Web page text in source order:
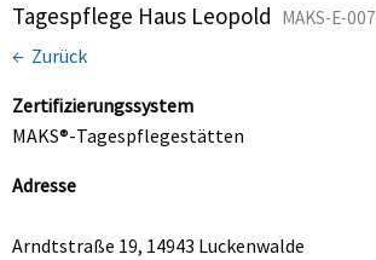
Tagespflege Haus Leopold MAKS-E-007
← Zurück
Zertifizierungssystem
MAKS®-Tagespflegestätten
Adresse
Arndtstraße 19, 14943 Luckenwalde